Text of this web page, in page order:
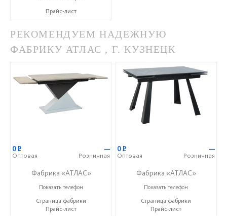
Прайс-лист
РЕКОМЕНДУЕМ НАДЕЖНУЮ
ФАБРИКУ АТЛАС , Г. КУЗНЕЦК
0Р
Оптовая
—
Розничная
Фабрика «АТЛАС»
+7 (937) 917-00-01
Показать телефон
Страница фабрики
Прайс-лист
0Р
Оптовая
—
Розничная
Фабрика «АТЛАС»
+7 (937) 917-00-01
Показать телефон
Страница фабрики
Прайс-лист